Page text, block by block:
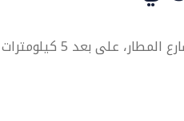
يقع مطار صلالة الدولي على شارع المطار، على بعد 5 كيلومترات